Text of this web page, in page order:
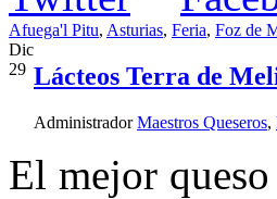
Afuega'l Pitu, Asturias, Feria, Foz de
Dic
29 Lácteos Terra de
Administrador Maestros Queseros,
El mejor